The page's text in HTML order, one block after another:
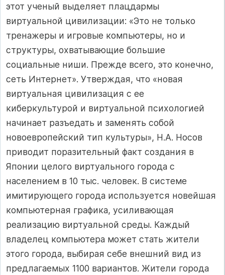
этот ученый выделяет плацдармы
виртуальной цивилизации: «Это не только
тренажеры и игровые компьютеры, но и
структуры, охватывающие большие
социальные ниши. Прежде всего, это конечно,
сеть Интернет». Утверждая, что «новая
виртуальная цивилизация с ее
киберкультурой и виртуальной психологией
начинает разъедать и заменять собой
новоевропейский тип культуры», Н.А. Носов
приводит поразительный факт создания в
Японии целого виртуального города с
населением в 10 тыс. человек. В системе
имитирующего города используется новейшая
компьютерная графика, усиливающая
реализацию виртуальной среды. Каждый
владелец компьютера может стать жители
этого города, выбирая себе внешний вид из
предлагаемых 1100 вариантов. Жители города